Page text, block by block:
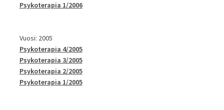
Psykoterapia 1/2006
Vuosi: 2005
Psykoterapia 4/2005
Psykoterapia 3/2005
Psykoterapia 2/2005
Psykoterapia 1/2005